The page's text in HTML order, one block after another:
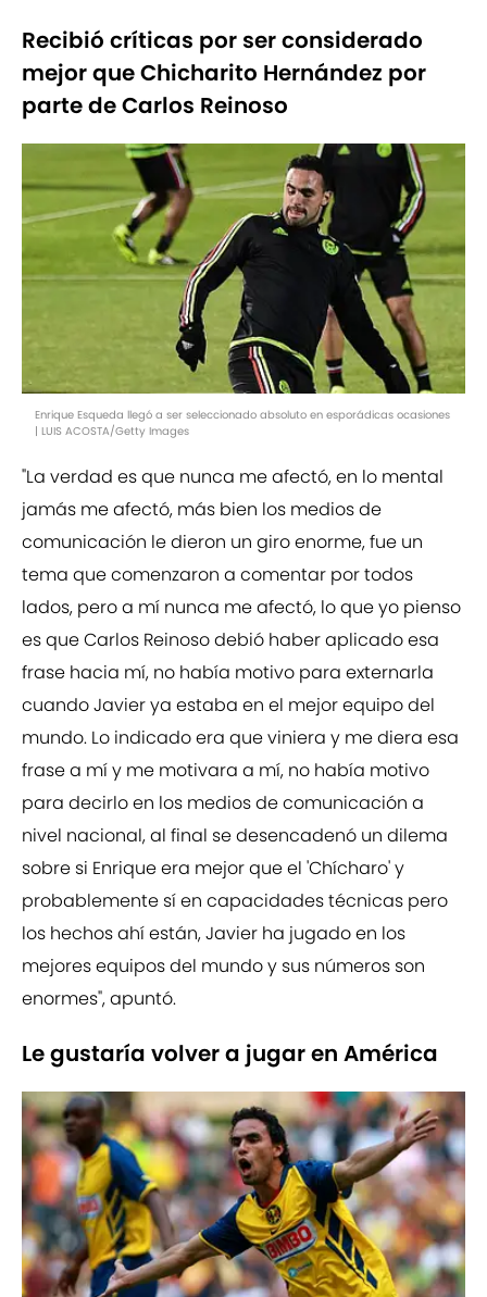
Recibió críticas por ser considerado
mejor que Chicharito Hernández por
parte de Carlos Reinoso
Enrique Esqueda llegó a ser seleccionado absoluto en esporádicas ocasiones
| LUIS ACOSTA/Getty Images
"La verdad es que nunca me afectó, en lo mental
jamás me afectó, más bien los medios de
comunicación le dieron un giro enorme, fue un
tema que comenzaron a comentar por todos
lados, pero a mí nunca me afectó, lo que yo pienso
es que Carlos Reinoso debió haber aplicado esa
frase hacia mí, no había motivo para externarla
cuando Javier ya estaba en el mejor equipo del
mundo. Lo indicado era que viniera y me diera esa
frase a mí y me motivara a mí, no había motivo
para decirlo en los medios de comunicación a
nivel nacional, al final se desencadenó un dilema
sobre si Enrique era mejor que el 'Chícharo' y
probablemente sí en capacidades técnicas pero
los hechos ahí están, Javier ha jugado en los
mejores equipos del mundo y sus números son
enormes", apuntó.
Le gustaría volver a jugar en América